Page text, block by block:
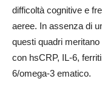
difficoltà cognitive e
aeree. In assenza di
questi quadri
con hsCRP, IL-6,
6/omega-3 ematico.